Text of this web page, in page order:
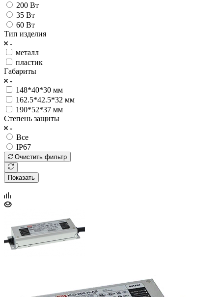
200 Вт
35 Вт
60 Вт
Тип изделия
металл
пластик
Габариты
148*40*30 мм
162.5*42.5*32 мм
190*52*37 мм
Степень защиты
Все
IP67
Очистить фильтр
Показать